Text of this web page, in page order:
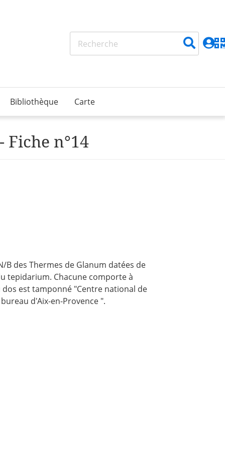
Bibliothèque Carte
Fiche n°14
des Thermes de Glanum datées de
tepidarium. Chacune comporte à
est tamponné "Centre national de
d'Aix-en-Provence ".